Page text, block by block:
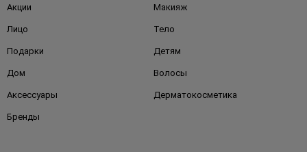
Акции Макияж
Лицо Тело
Подарки Детям
Дом Волосы
Аксессуары Дерматокосметика
Бренды